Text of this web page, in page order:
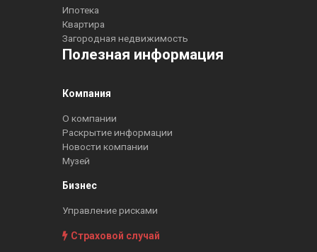
Ипотека
Квартира
Загородная недвижимость
Полезная информация
Компания
О компании
Раскрытие информации
Новости компании
Музей
Бизнес
Управление рисками
Страховой случай